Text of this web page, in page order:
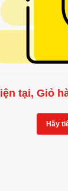
tại, Giỏ
Hãy